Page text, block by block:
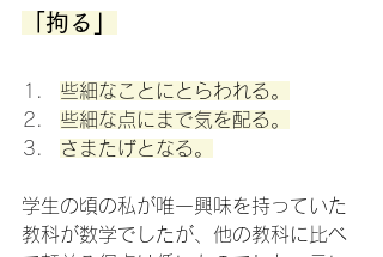
「拘る」
些細なことにとらわれる。
些細な点にまで気を配る。
さまたげとなる。
学生の頃の私が唯一興味を持っていた
教科が数学でしたが、他の教科に比べ